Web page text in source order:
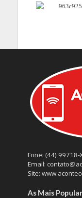
Fone: (44) 99718-
Email:
Site:
As Mais